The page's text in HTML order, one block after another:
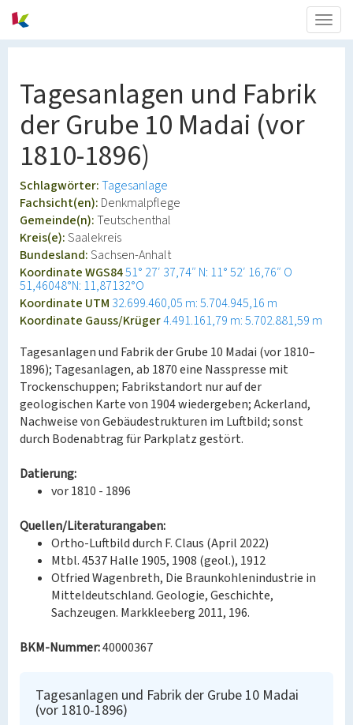
Tagesanlagen und Fabrik
der Grube 10 Madai (vor
1810-1896)
Schlagwörter:Tagesanlage
Fachsicht(en): Denkmalpflege
Gemeinde(n):Teutschenthal
Kreis(e):Saalekreis
Bundesland:Sachsen-Anhalt
Koordinate WGS8451° 27′ 37,74″ N: 11° 52′ 16,76″ O
51,46048°N: 11,87132°O
Koordinate UTM 32.699.460,05 m: 5.704.945,16 m
Koordinate Gauss/Krüger4.491.161,79 m: 5.702.881,59 m
Tagesanlagen und Fabrik der Grube 10 Madai (vor 1810–
1896); Tagesanlagen, ab 1870 eine Nasspresse mit
Trockenschuppen; Fabrikstandort nur auf der
geologischen Karte von 1904 wiedergeben; Ackerland,
Nachweise von Gebäudestrukturen im Luftbild; sonst
durch Bodenabtrag für Parkplatz gestört.
Datierung:
vor 1810 - 1896
Quellen/Literaturangaben:
Ortho-Luftbild durch F. Claus (April 2022)
Mtbl. 4537 Halle 1905, 1908 (geol.), 1912
Otfried Wagenbreth, Die Braunkohlenindustrie in
Mitteldeutschland. Geologie, Geschichte,
Sachzeugen. Markkleeberg 2011, 196.
BKM-Nummer:40000367
Tagesanlagen und Fabrik der Grube 10 Madai
(vor 1810-1896)